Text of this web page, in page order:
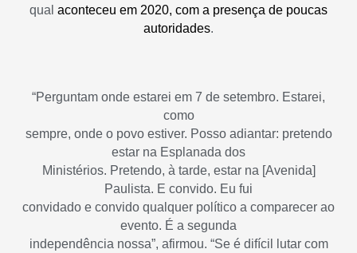
qual aconteceu em 2020, com a presença de poucas
autoridades.
“Perguntam onde estarei em 7 de setembro. Estarei,
como
sempre, onde o povo estiver. Posso adiantar: pretendo
estar na Esplanada dos
Ministérios. Pretendo, à tarde, estar na [Avenida]
Paulista. E convido. Eu fui
convidado e convido qualquer político a comparecer ao
evento. É a segunda
independência nossa”, afirmou. “Se é difícil lutar com